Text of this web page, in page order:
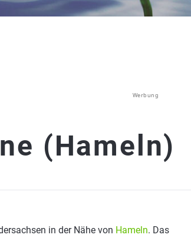
Werbung
(Hameln)
in der Nähe von Hameln. Das